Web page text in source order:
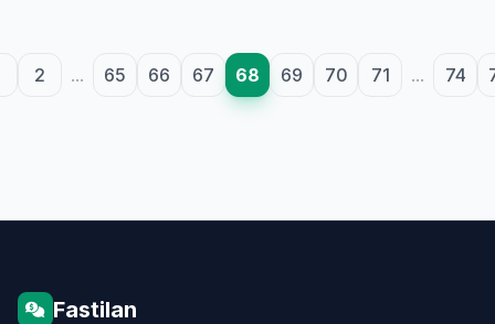
2 ... 65 66 67 68 69 70 71 ... 74
Fastilan